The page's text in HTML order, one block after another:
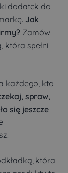
dodatek do
Jak
Zamów
która spełni
każdego, kto
spraw,
się jeszcze
która